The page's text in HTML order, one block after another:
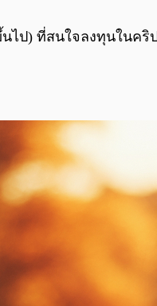
ไป) ที่สนใจลงทุนในคริ